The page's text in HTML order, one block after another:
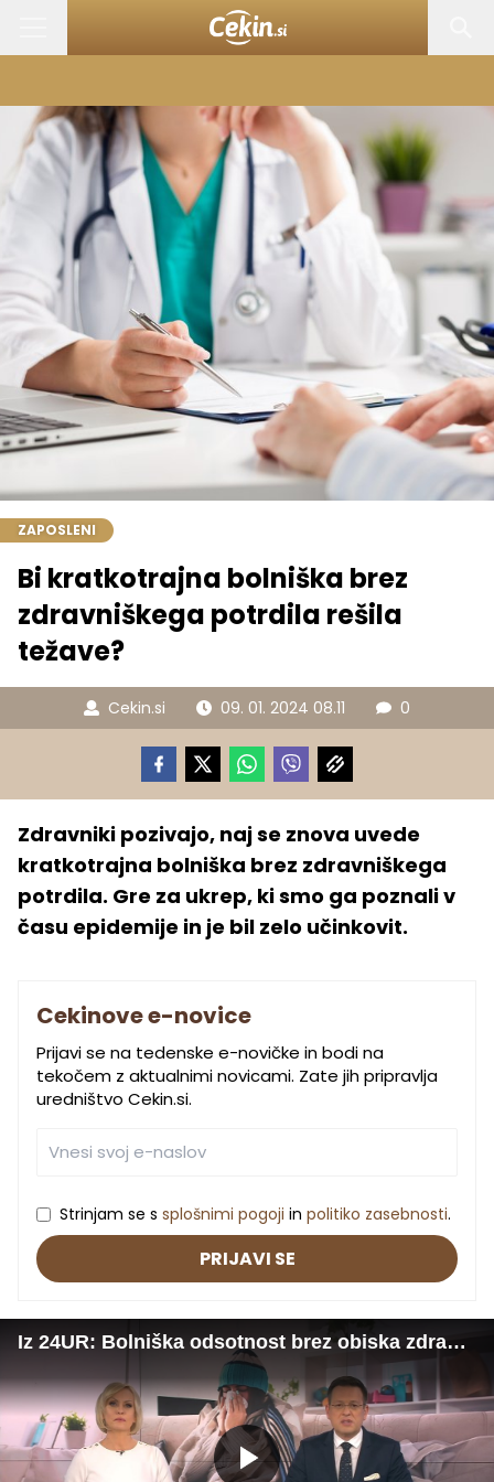
ZAPOSLENI
Bi kratkotrajna bolniška brez
zdravniškega potrdila rešila
težave?
Cekin.si 09. 01. 2024 08.11 0
Zdravniki pozivajo, naj se znova uvede
kratkotrajna bolniška brez zdravniškega
potrdila. Gre za ukrep, ki smo ga poznali v
času epidemije in je bil zelo učinkovit.
Cekinove e-novice
Prijavi se na tedenske e-novičke in bodi na
tekočem z aktualnimi novicami. Zate jih pripravlja
uredništvo Cekin.si.
Strinjam se s splošnimi pogoji in politiko zasebnosti.
PRIJAVI SE
Iz 24UR: Bolniška odsotnost brez obiska zdravnika